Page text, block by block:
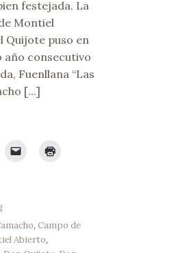
festejada. La
Montiel
Quijote puso en
año consecutivo
Fuenllana “Las
[...]
,Campo de
Abierto,